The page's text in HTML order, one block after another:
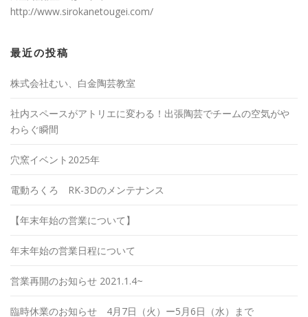
http://www.sirokanetougei.com/
最近の投稿
株式会社むい、白金陶芸教室
社内スペースがアトリエに変わる！出張陶芸でチームの空気がや
わらぐ瞬間
穴窯イベント2025年
電動ろくろ RK-3Dのメンテナンス
【年末年始の営業について】
年末年始の営業日程について
営業再開のお知らせ 2021.1.4~
臨時休業のお知らせ 4月7日（火）ー5月6日（水）まで